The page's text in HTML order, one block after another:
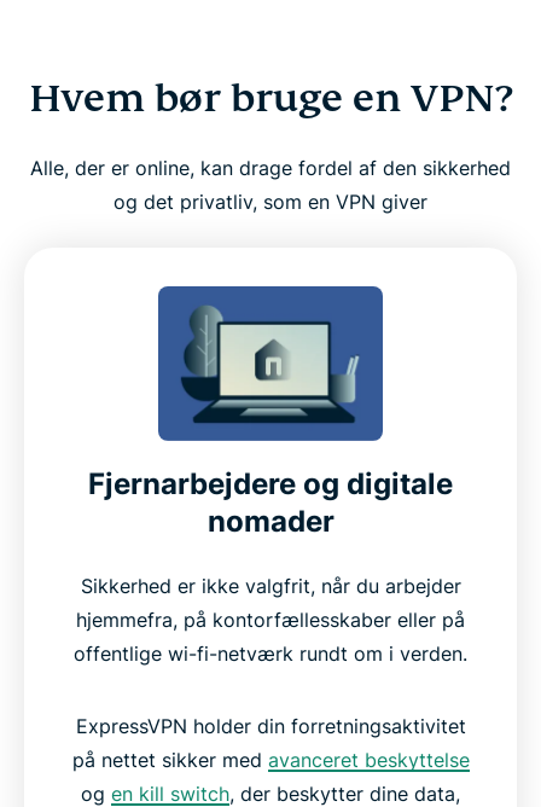
Hvem bør bruge en VPN?
Alle, der er online, kan drage fordel af den sikkerhed
og det privatliv, som en VPN giver
Fjernarbejdere og digitale
nomader
Sikkerhed er ikke valgfrit, når du arbejder
hjemmefra, på kontorfællesskaber eller på
offentlige wi-fi-netværk rundt om i verden.
ExpressVPN holder din forretningsaktivitet
på nettet sikker med avanceret beskyttelse
og en kill switch, der beskytter dine data,